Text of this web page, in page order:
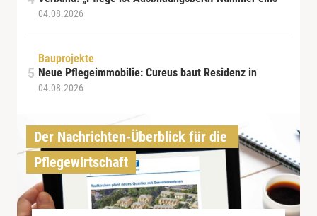
04.08.2026
Bauprojekte
Neue Pflegeimmobilie: Cureus baut Residenz in
04.08.2026
Der Nachrichten-Überblick für die
Pflegewirtschaft